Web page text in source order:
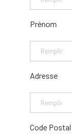
Prénom
Adresse
Code Postal